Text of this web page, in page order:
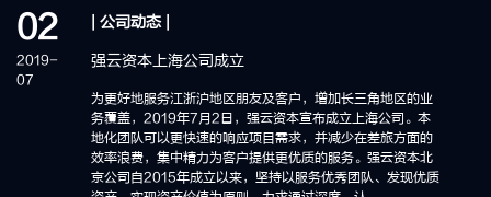
02
2019-
07
| 公司动态 |
强云资本上海公司成立
为更好地服务江浙沪地区朋友及客户，增加长三角地区的业
务覆盖，2019年7月2日，强云资本宣布成立上海公司。本
地化团队可以更快速的响应项目需求，并减少在差旅方面的
效率浪费，集中精力为客户提供更优质的服务。强云资本北
京公司自2015年成立以来，坚持以服务优秀团队、发现优质